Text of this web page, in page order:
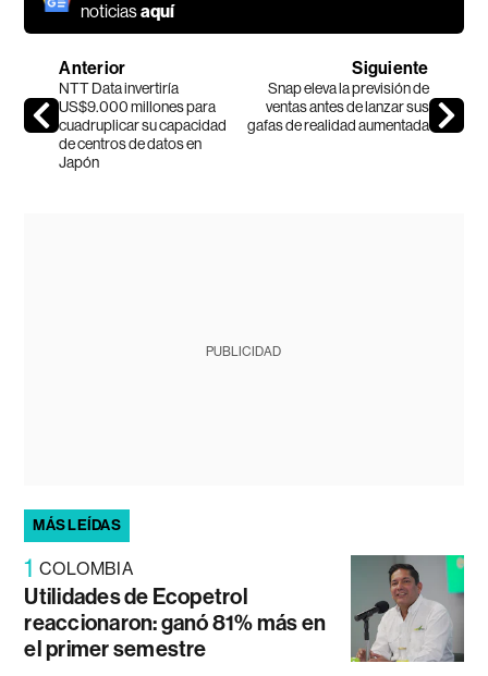
noticiasaquí
Anterior
NTT Data invertiría
US$9.000 millones para
cuadruplicar su capacidad
de centros de datos en
Japón
Siguiente
Snap eleva la previsión de
ventas antes de lanzar sus
gafas de realidad aumentada
PUBLICIDAD
MÁS LEÍDAS
1 COLOMBIA
Utilidades de Ecopetrol
reaccionaron: ganó 81% más en
el primer semestre